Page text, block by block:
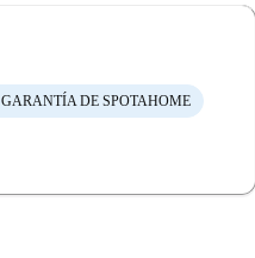
GARANTÍA DE SPOTAHOME